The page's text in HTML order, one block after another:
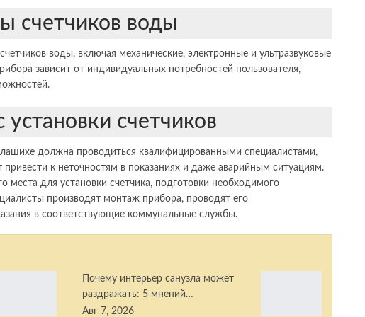
счетчиков воды
воды, включая механические, электронные и ультразвуковые
зависит от индивидуальных потребностей пользователя,
установки счетчиков
должна проводиться квалифицированными специалистами,
привести к неточностям в показаниях и даже аварийным ситуациям.
места для установки счетчика, подготовки необходимого
производят монтаж прибора, проводят его
в соответствующие коммунальные службы.
Почему интерьер санузла может
раздражать: 5 мнений…
Авг 7, 2026